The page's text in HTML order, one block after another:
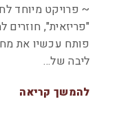
~ פרויקט מיוחד
"פריזאית",
פותח עכשיו את
ליבה של…
להמשך קריאה